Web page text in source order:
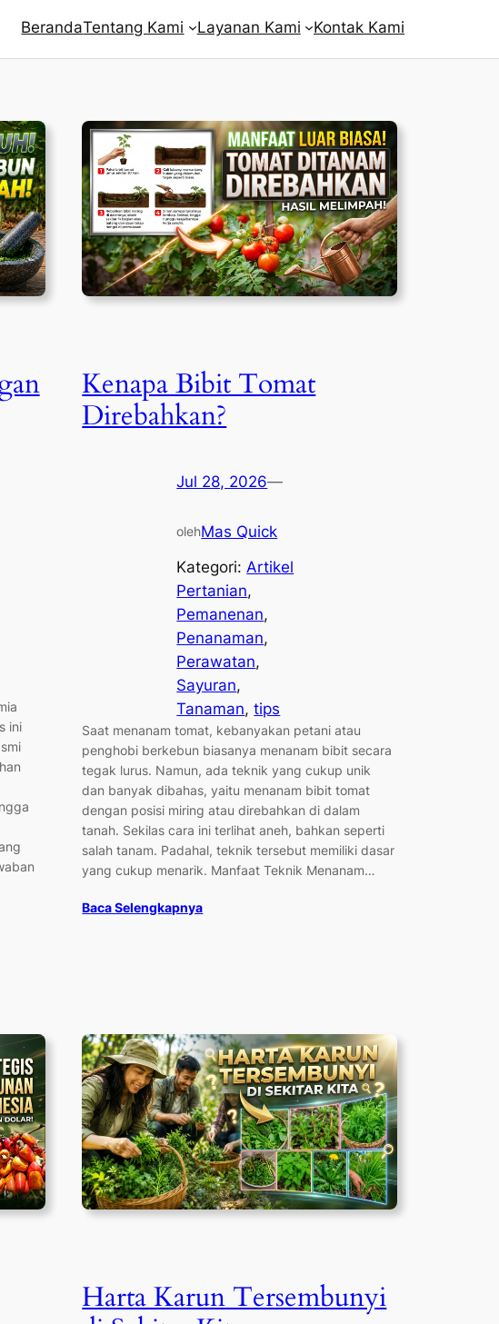
BerandaTentang Kami Layanan Kami Kontak Kami
ini
Kenapa Bibit Tomat
Direbahkan?
Jul 28, 2026—
olehMas Quick
Kategori: Artikel
Pertanian
Pemanenan
Penanaman
Perawatan
Sayuran
Tanaman, tips
Saat menanam tomat, kebanyakan petani atau
penghobi berkebun biasanya menanam bibit secara
tegak lurus. Namun, ada teknik yang cukup unik
dan banyak dibahas, yaitu menanam bibit tomat
dengan posisi miring atau direbahkan di dalam
tanah. Sekilas cara ini terlihat aneh, bahkan seperti
salah tanam. Padahal, teknik tersebut memiliki dasar
yang cukup menarik. Manfaat Teknik Menanam…
Baca Selengkapnya
Harta Karun Tersembunyi